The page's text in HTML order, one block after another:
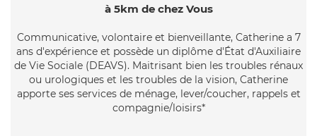
à 5km de chez Vous
Communicative, volontaire et bienveillante, Catherine a 7
ans d'expérience et possède un diplôme d'État d'Auxiliaire
de Vie Sociale (DEAVS). Maitrisant bien les troubles rénaux
ou urologiques et les troubles de la vision, Catherine
apporte ses services de ménage, lever/coucher, rappels et
compagnie/loisirs*